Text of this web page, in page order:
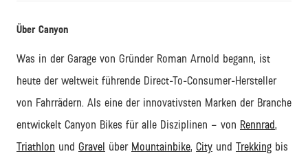
Über Canyon
Was in der Garage von Gründer Roman Arnold begann, ist
heute der weltweit führende Direct-To-Consumer-Hersteller
von Fahrrädern. Als eine der innovativsten Marken der Branche
entwickelt Canyon Bikes für alle Disziplinen – von Rennrad,
Triathlon und Gravel über Mountainbike, City und Trekking bis